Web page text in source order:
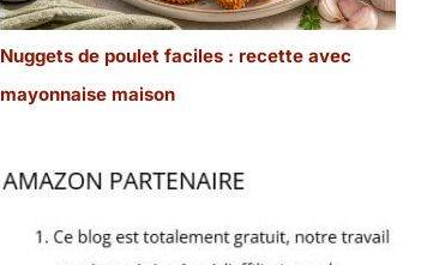
Nuggets de poulet faciles : recette avec
mayonnaise maison